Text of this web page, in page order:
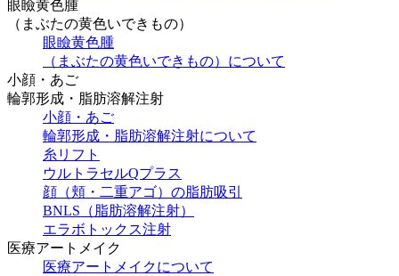
眼瞼黄色腫
（まぶたの黄色いできもの）
眼瞼黄色腫
（まぶたの黄色いできもの）について
小顔・あご
輪郭形成・脂肪溶解注射
小顔・あご
輪郭形成・脂肪溶解注射について
糸リフト
ウルトラセルQプラス
顔（頬・二重アゴ）の脂肪吸引
BNLS（脂肪溶解注射）
エラボトックス注射
医療アートメイク
医療アートメイクについて